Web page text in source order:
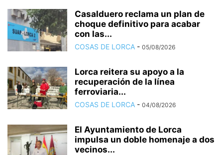
Casalduero reclama un plan de
choque definitivo para acabar
con las...
COSAS DE LORCA - 05/08/2026
Lorca reitera su apoyo a la
recuperación de la línea
ferroviaria...
COSAS DE LORCA - 04/08/2026
El Ayuntamiento de Lorca
impulsa un doble homenaje a dos
vecinos...